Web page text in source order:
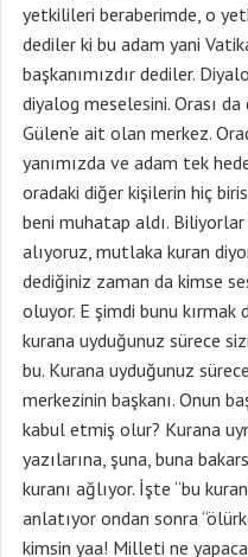
yetkilileri beraberimde, o
dediler ki bu adam yani
başkanımızdır dediler.
diyalog meselesini. Orası
Gülen’e ait olan merkez.
yanımızda ve adam tek
oradaki diğer kişilerin hiç
beni muhatap aldı.
alıyoruz, mutlaka kuran
dediğiniz zaman da kimse
oluyor. E şimdi bunu kırmak
kurana uyduğunuz sürece
bu. Kurana uyduğunuz
merkezinin başkanı. Onun
kabul etmiş olur? Kurana
yazılarına, şuna, buna
kuranı ağlıyor. İşte “bu
anlatıyor ondan sonra
kimsin yaa! Milleti ne